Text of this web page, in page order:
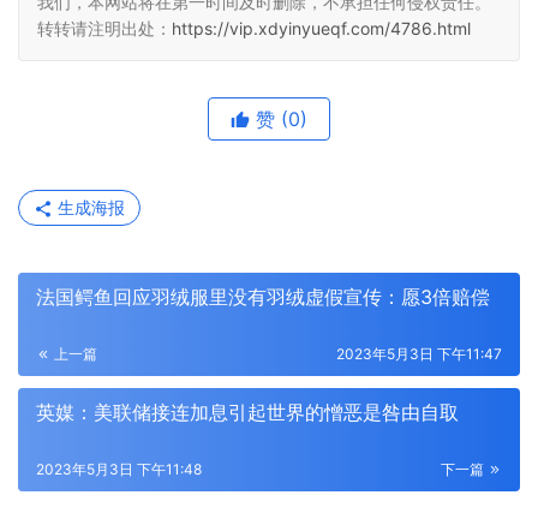
转转请注明出处： https://vip.xdyinyueqf.com/4786.html
赞 (0)
生成海报
法国鳄鱼回应羽绒服里没有羽绒虚假宣传：愿3倍赔偿
上一篇 2023年5月3日 下午11:47
英媒：美联储接连加息引起世界的憎恶是咎由自取
下一篇
2023年5月3日 下午11:48